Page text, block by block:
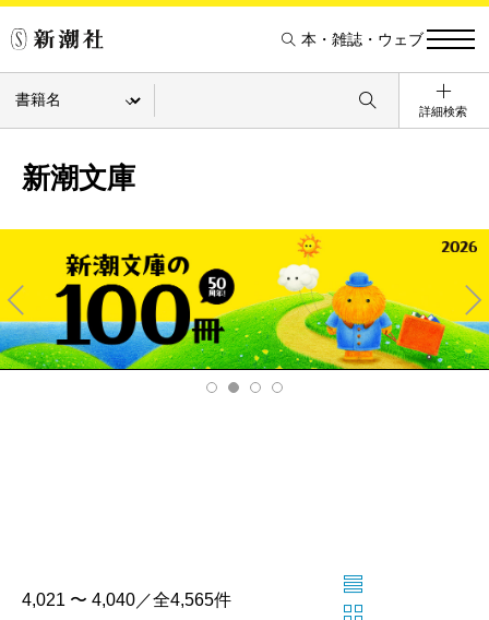
本・雑誌・ウェブ
詳細検索
新潮文庫
Pre
v
Ne
xt
4,021 〜 4,040／全4,565件